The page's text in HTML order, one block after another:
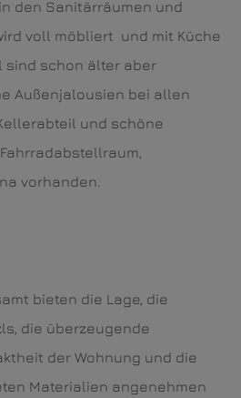
den Sanitärräumen und
voll möbliert und mit Küche
sind schon älter aber
Außenjalousien bei allen
und schöne
vorhanden.
bieten die Lage, die
die überzeugende
der Wohnung und die
Materialien angenehmen